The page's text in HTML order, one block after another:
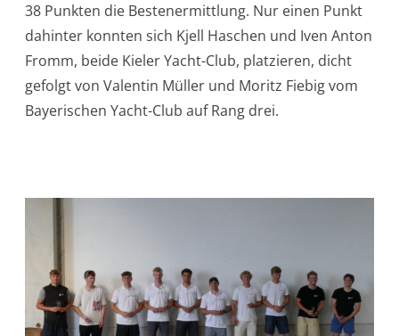
38 Punkten die Bestenermittlung. Nur einen Punkt
dahinter konnten sich Kjell Haschen und Iven Anton
Fromm, beide Kieler Yacht-Club, platzieren, dicht
gefolgt von Valentin Müller und Moritz Fiebig vom
Bayerischen Yacht-Club auf Rang drei.